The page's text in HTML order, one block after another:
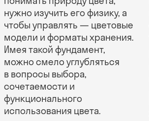
нужно изучить его физику, а
чтобы управлять — цветовые
модели и форматы хранения.
Имея такой фундамент,
можно смело углубляться
в вопросы выбора,
сочетаемости и
функционального
использования цвета.